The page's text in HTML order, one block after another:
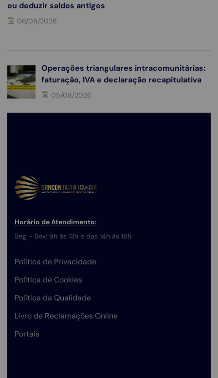
ou deduzir saldos antigos
06/08/2026
Operações triangulares intracomunitárias:
faturação, IVA e declaração recapitulativa
05/08/2026
Horário de Atendimento:
Seg – Sex: 9h às 13h e das 14h às 18h
Política de Privacidade
Política de Cookies
Política da Qualidade
Livro de Reclamações Online
Portais